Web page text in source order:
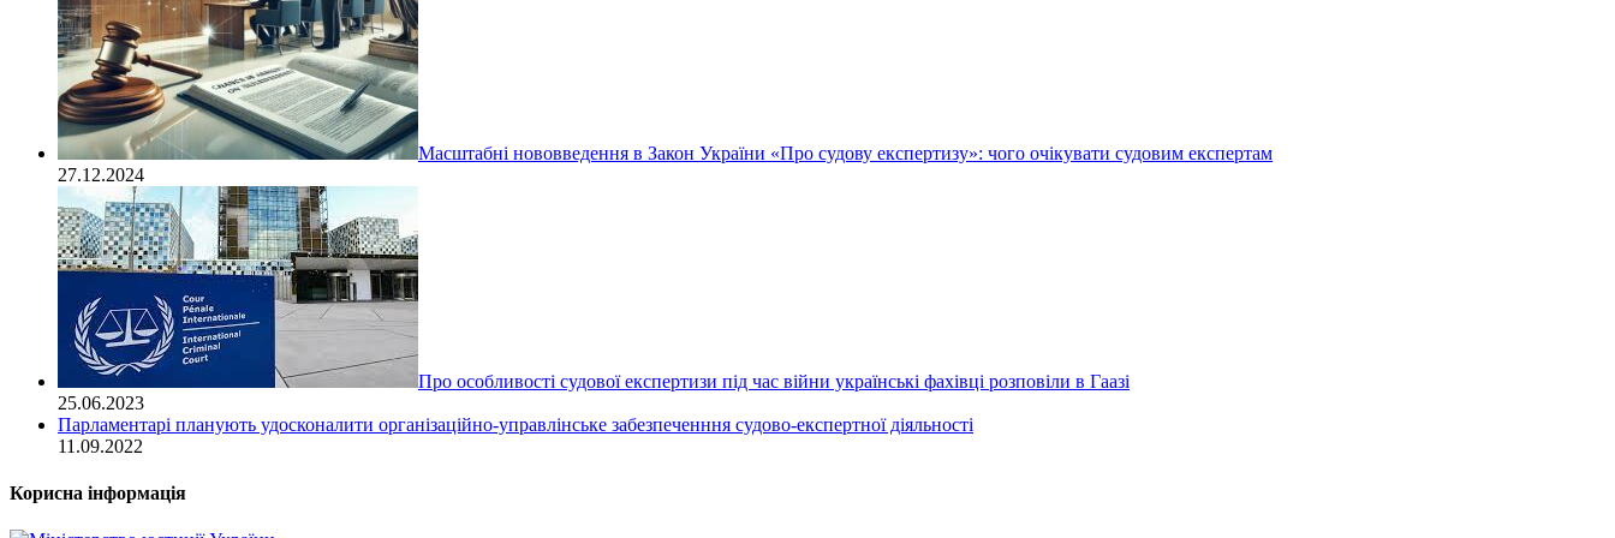
Масштабні нововведення в Закон України «Про судову експертизу»: чого очікувати судовим експертам
27.12.2024
Про особливості судової експертизи під час війни українські фахівці розповіли в Гаазі
25.06.2023
Парламентарі планують удосконалити організаційно-управлінське забезпеченння судово-експертної діяльності
11.09.2022
Корисна інформація